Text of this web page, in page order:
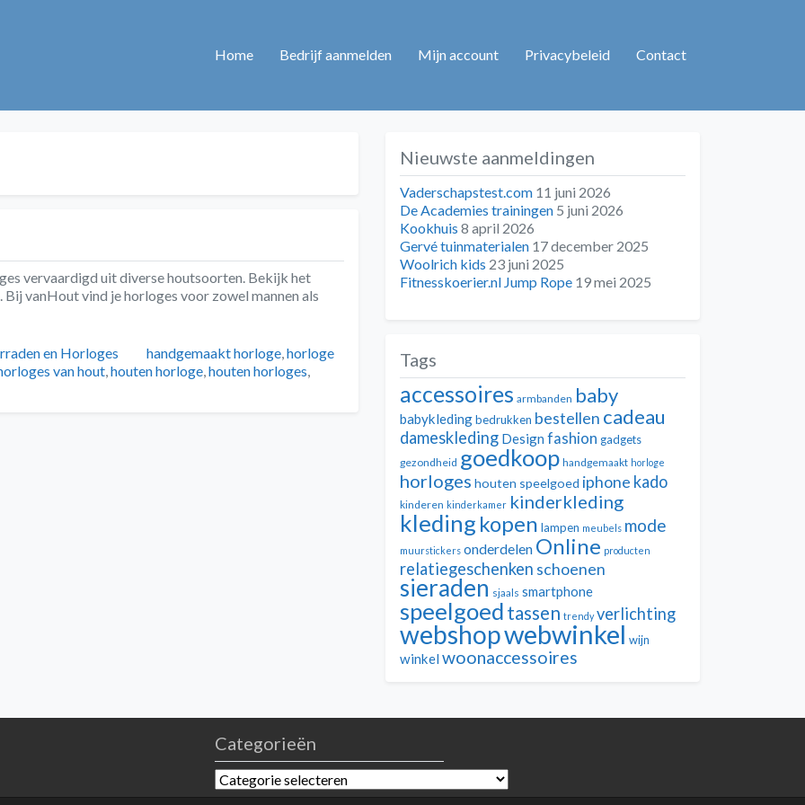
Home Bedrijf aanmelden Mijn account Privacybeleid Contact
vervaardigd uit diverse houtsoorten. Bekijk het
vanHout vind je horloges voor zowel mannen als
en Horloges Tags
handgemaakt horloge horloge
van hout houten horloge houten horloges
Nieuwste aanmeldingen
Vaderschapstest.com 11 juni 2026
De Academies trainingen 5 juni 2026
Kookhuis 8 april 2026
Gervé tuinmaterialen 17 december 2025
Woolrich kids 23 juni 2025
Fitnesskoerier.nl Jump Rope 19 mei 2025
Tags
accessoires armbanden baby
babykledingbedrukken bestellen cadeau
dameskleding Design fashion gadgets
gezondheid goedkoop handgemaakt horloge
horloges houten speelgoed iphone kado
kinderen kinderkamer kinderkleding
kleding kopen lampen meubels mode
muurstickers onderdelen Online producten
relatiegeschenken schoenen
sieraden sjaals smartphone
speelgoed tassen trendy verlichting
webshopwebwinkel wijn
winkelwoonaccessoires
Categorieën
Categorieën